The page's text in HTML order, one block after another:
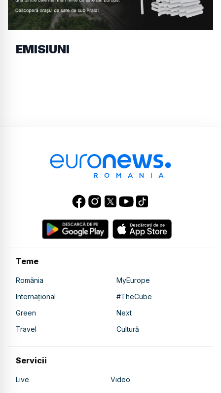
EMISIUNI
Teme
România
MyEurope
Internațional
#TheCube
Green
Next
Travel
Cultură
Servicii
Live
Video